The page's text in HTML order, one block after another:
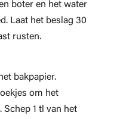
boter en het water
Laat het beslag 30
rusten.
bakpapier.
om het
Schep 1 tl van het